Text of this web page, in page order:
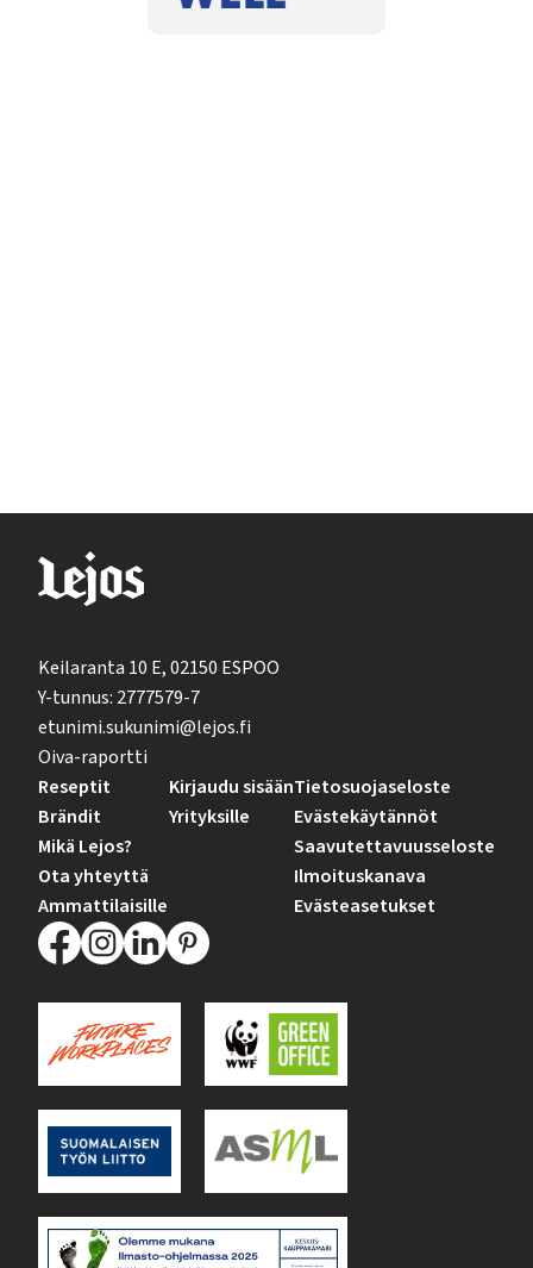
Keilaranta 10 E, 02150 ESPOO
Y-tunnus: 2777579-7
etunimi.sukunimi@lejos.fi
Oiva-raportti
Reseptit
Brändit
Mikä Lejos?
Ota yhteyttä
Ammattilaisille
Kirjaudu sisään
Yrityksille
Tietosuojaseloste
Evästekäytännöt
Saavutettavuusseloste
Ilmoituskanava
Evästeasetukset